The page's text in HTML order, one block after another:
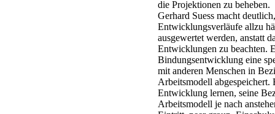
die Projektionen zu beheben.
Gerhard Suess macht
Entwicklungsverläufe allzu
ausgewertet werden, anstatt
Entwicklungen zu beachten.
Bindungsentwicklung eine
mit anderen Menschen in
Arbeitsmodell abgespeichert.
Entwicklung lernen, seine
Arbeitsmodell je nach